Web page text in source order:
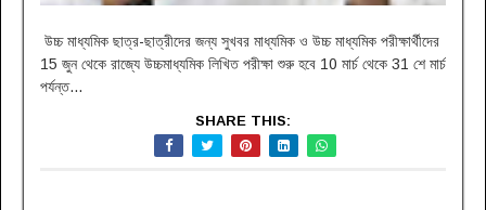
উচ্চ মাধ্যমিক ছাত্র-ছাত্রীদের জন্য সুখবর মাধ্যমিক ও উচ্চ মাধ্যমিক পরীক্ষার্থীদের
15 জুন থেকে রাজ্যে উচ্চমাধ্যমিক লিখিত পরীক্ষা শুরু হবে 10 মার্চ থেকে 31 শে মার্চ
পর্যন্ত...
SHARE THIS: